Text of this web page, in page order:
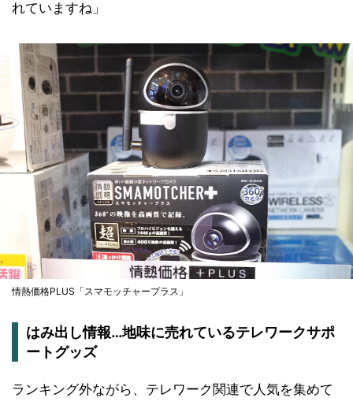
れていますね」
情熱価格PLUS「スマモッチャープラス」
はみ出し情報…地味に売れているテレワークサポ
ートグッズ
ランキング外ながら、テレワーク関連で人気を集めて